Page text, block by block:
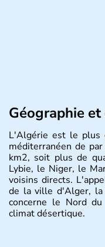
Géographie
L'Algérie est le plus
méditerranéen de
km2, soit plus de
Lybie, le Niger, le
voisins directs.
de la ville d'Alger, la
concerne le Nord
climat désertique.
Histoire et